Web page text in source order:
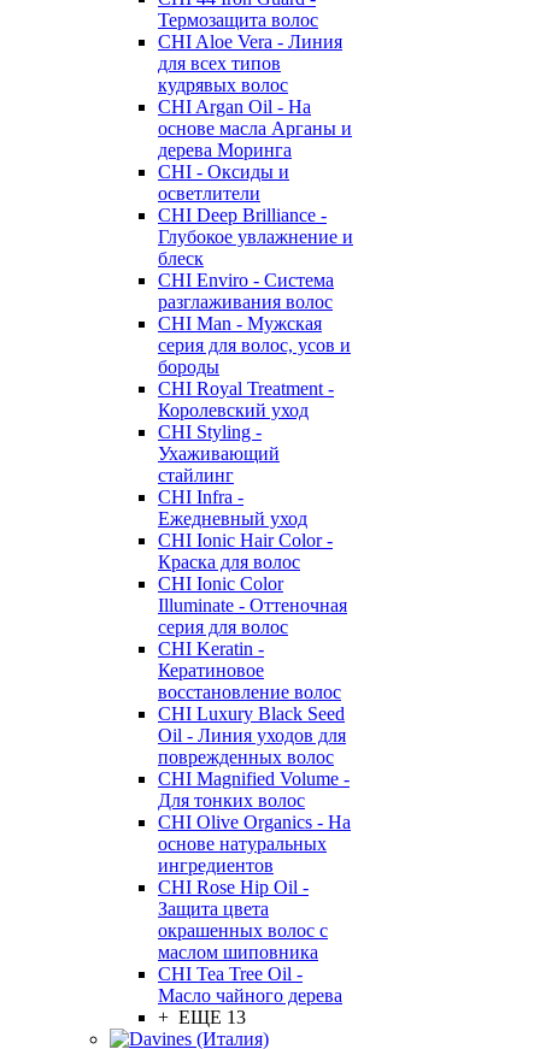
Термозащита волос
CHI Aloe Vera - Линия
для всех типов
кудрявых волос
CHI Argan Oil - На
основе масла Арганы и
дерева Моринга
CHI - Оксиды и
осветлители
CHI Deep Brilliance -
Глубокое увлажнение и
блеск
CHI Enviro - Система
разглаживания волос
CHI Man - Мужская
серия для волос, усов и
бороды
CHI Royal Treatment -
Королевский уход
CHI Styling -
Ухаживающий
стайлинг
CHI Infra -
Ежедневный уход
CHI Ionic Hair Color -
Краска для волос
CHI Ionic Color
Illuminate - Оттеночная
серия для волос
CHI Keratin -
Кератиновое
восстановление волос
CHI Luxury Black Seed
Oil - Линия уходов для
поврежденных волос
CHI Magnified Volume -
Для тонких волос
CHI Olive Organics - На
основе натуральных
ингредиентов
CHI Rose Hip Oil -
Защита цвета
окрашенных волос с
маслом шиповника
CHI Tea Tree Oil -
Масло чайного дерева
+ ЕЩЕ 13